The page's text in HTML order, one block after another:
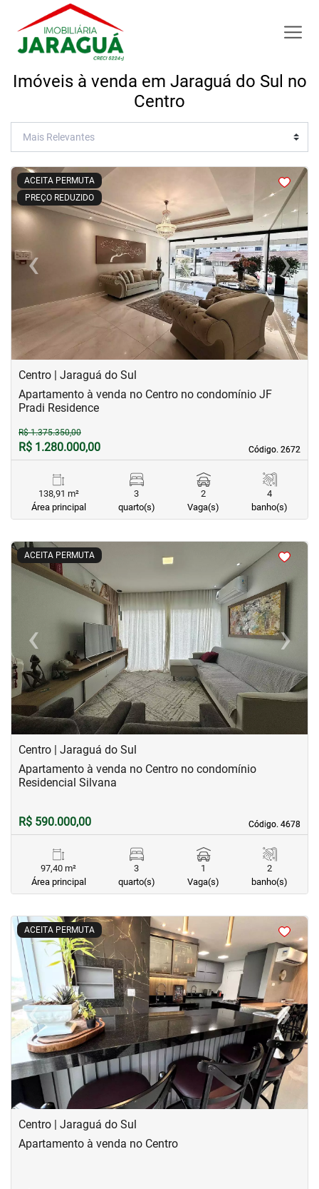
Imóveis à venda em Jaraguá do Sul no
Centro
ACEITA PERMUTA
PREÇO REDUZIDO
< <<<
‹Previous ›Next
Centro | Jaraguá do Sul
Código. 2672
Código. 2672
Apartamento à venda no Centro no condomínio JF
Pradi Residence
R$ 1.375.350,00
R$ 1.280.000,00
138,91 m²
Área principal
3
quarto(s)
2
Vaga(s)
4
banho(s)
ACEITA PERMUTA
<<<<
‹Previous ›Next
Centro | Jaraguá do Sul
Código. 4678
Código. 4678
Apartamento à venda no Centro no condomínio
Residencial Silvana
R$ 590.000,00
97,40 m²
Área principal
3
quarto(s)
1
Vaga(s)
2
banho(s)
ACEITA PERMUTA
< <<<
‹Previous ›Next
Centro | Jaraguá do Sul
Apartamento à venda no Centro